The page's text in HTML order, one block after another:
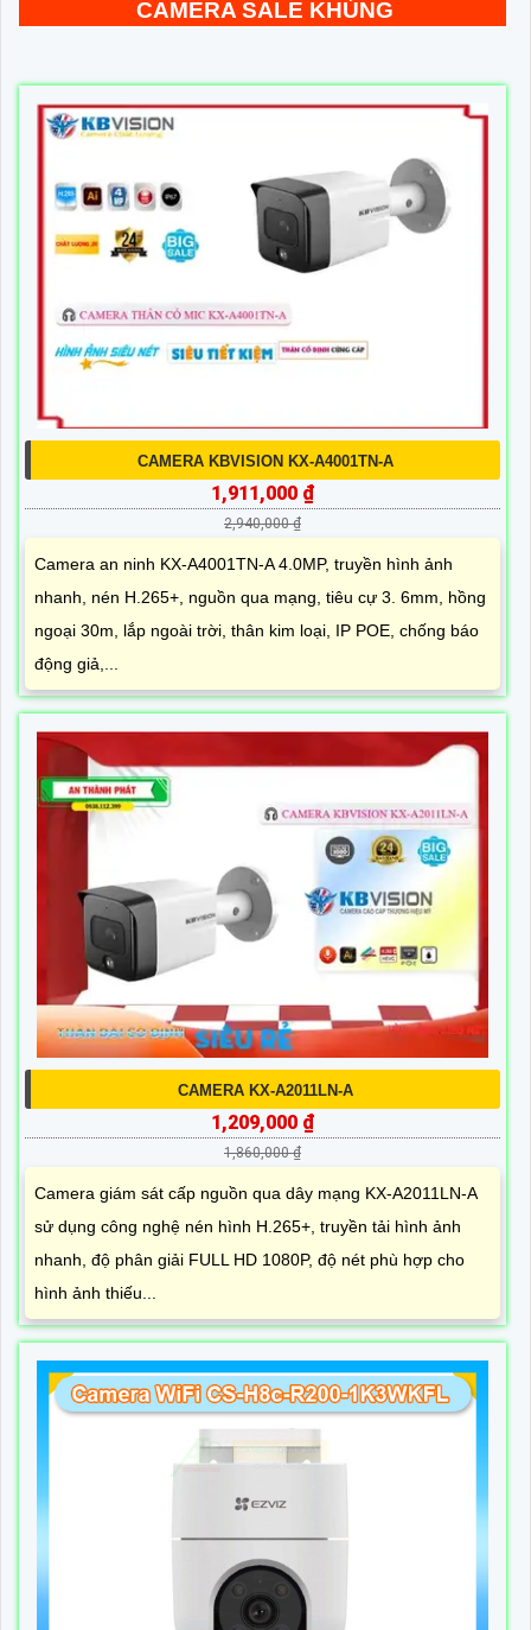
CAMERA SALE KHỦNG
CAMERA KBVISION KX-A4001TN-A
1,911,000 ₫
2,940,000 ₫
Camera an ninh KX-A4001TN-A 4.0MP, truyền hình ảnh
nhanh, nén H.265+, nguồn qua mạng, tiêu cự 3. 6mm, hồng
ngoại 30m, lắp ngoài trời, thân kim loại, IP POE, chống báo
động giả,...
CAMERA KX-A2011LN-A
1,209,000 ₫
1,860,000 ₫
Camera giám sát cấp nguồn qua dây mạng KX-A2011LN-A
sử dụng công nghệ nén hình H.265+, truyền tải hình ảnh
nhanh, độ phân giải FULL HD 1080P, độ nét phù hợp cho
hình ảnh thiếu...